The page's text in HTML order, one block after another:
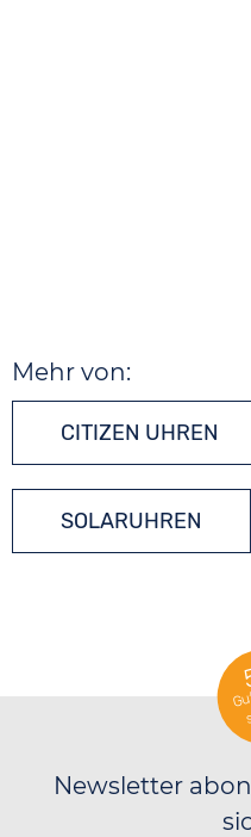
Mehr von:
CITIZEN UHREN
SOLARUHREN
Newsletter